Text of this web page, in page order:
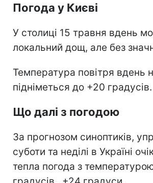
Погода у Києві
У столиці 15 травня вдень
локальний дощ, але без
Температура повітря вдень
підніметься до +20 градусів.
Що далі з погодою
За прогнозом синоптиків,
суботи та неділі в Україні
тепла погода з